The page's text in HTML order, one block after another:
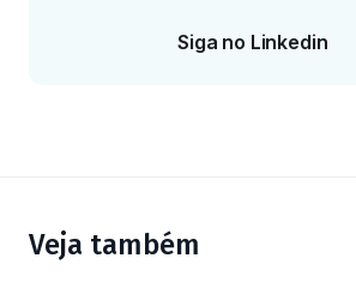
Siga no Linkedin
Veja também